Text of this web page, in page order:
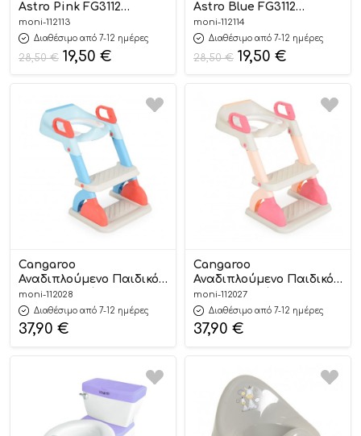
Astro Pink FG3112
3800146272142 12m+ –
Cangaroo
moni-112113
Διαθέσιμο από 7-12 ημέρες
28,50€ 19,50 €
Astro Blue FG3112
3800146272135 12m+ –
Cangaroo
moni-112114
Διαθέσιμο από 7-12 ημέρες
28,50€ 19,50 €
Cangaroo
Αναδιπλούμενο Παιδικό
Γιο-Γιο Σκαλάκι
Τουαλέτας Murray Blue
18m+ 3800146271749 –
Cangaroo
moni-112028
Διαθέσιμο από 7-12 ημέρες
37,90 €
Cangaroo
Αναδιπλούμενο Παιδικό
Γιο-Γιο Σκαλάκι
Τουαλέτας Murray Pink
18m+ 3800146271756 –
Cangaroo
moni-112027
Διαθέσιμο από 7-12 ημέρες
37,90 €